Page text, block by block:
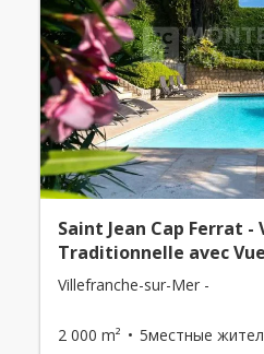
Saint Jean Cap Ferrat -
Traditionnelle avec
Villefranche-sur-Mer -
2 000 m² 5местные